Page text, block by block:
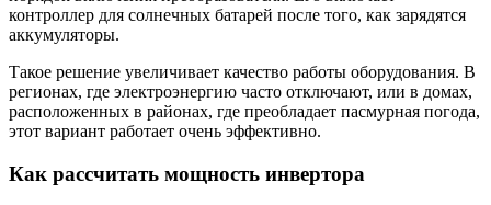
контроллер для солнечных батарей после того, как зарядятся
аккумуляторы.
Такое решение увеличивает качество работы оборудования. В
регионах, где электроэнергию часто отключают, или в домах,
расположенных в районах, где преобладает пасмурная погода,
этот вариант работает очень эффективно.
Как рассчитать мощность инвертора